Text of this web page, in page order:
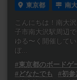
東京都 南
こんにちは！南大
子市南大沢駅周辺
ゆる〜く開催して
ぼ...
#東京都のボードゲ
#どなたでも
#初参